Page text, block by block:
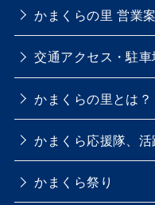
かまくらの里 営業
交通アクセス・駐車
かまくらの里とは？
かまくら応援隊、活
かまくら祭り